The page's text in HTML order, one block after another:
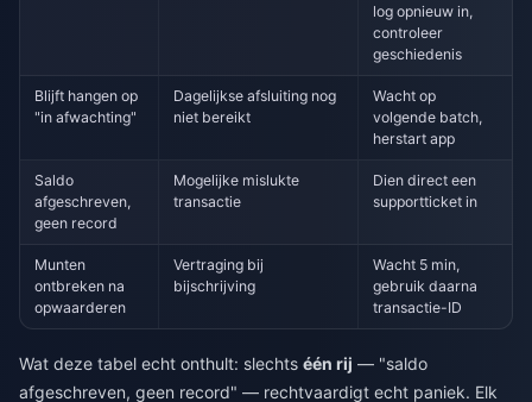
log opnieuw in,
controleer
geschiedenis
Blijft hangen op
"in afwachting"
Dagelijkse afsluiting nog
niet bereikt
Wacht op
volgende batch,
herstart app
Saldo
afgeschreven,
geen record
Mogelijke mislukte
transactie
Dien direct een
supportticket in
Munten
ontbreken na
opwaarderen
Vertraging bij
bijschrijving
Wacht 5 min,
gebruik daarna
transactie-ID
Wat deze tabel echt onthult: slechts één rij — "saldo
afgeschreven, geen record" — rechtvaardigt echt paniek. Elk